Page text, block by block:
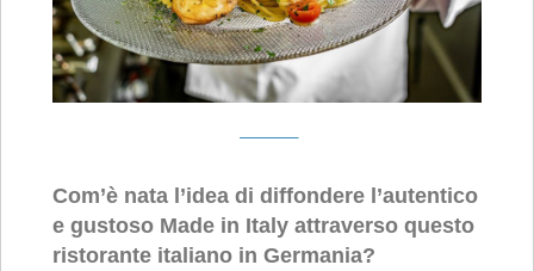
Com’è nata l’idea di diffondere l’autentico
e gustoso Made in Italy attraverso questo
ristorante italiano in Germania?